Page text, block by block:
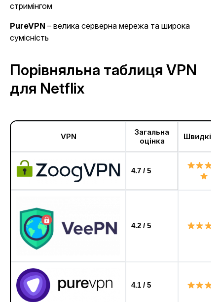
стримінгом
PureVPN – велика серверна мережа та широка
сумісність
Порівняльна таблиця VPN
для Netflix
VPN
Загальна
оцінка
4.7 / 5
4.2 / 5
4.1 / 5